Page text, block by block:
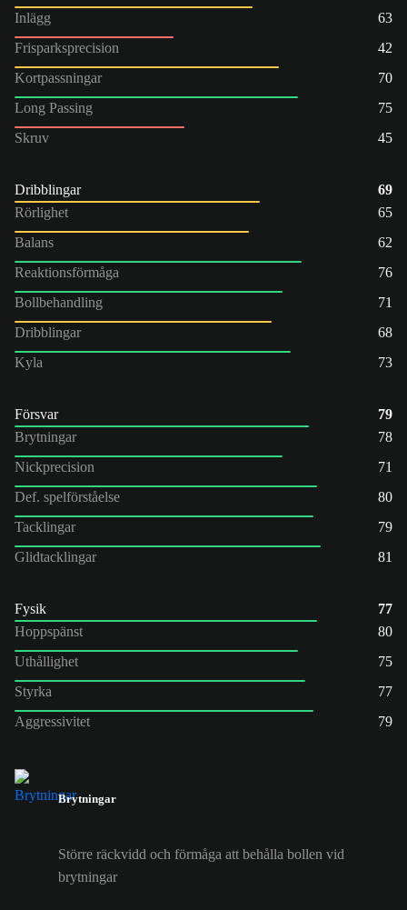
Inlägg
63
Frisparksprecision
42
Kortpassningar
70
Long Passing
75
Skruv
45
Dribblingar
69
Rörlighet
65
Balans
62
Reaktionsförmåga
76
Bollbehandling
71
Dribblingar
68
Kyla
73
Försvar
79
Brytningar
78
Nickprecision
71
Def. spelförståelse
80
Tacklingar
79
Glidtacklingar
81
Fysik
77
Hoppspänst
80
Uthållighet
75
Styrka
77
Aggressivitet
79
Brytningar
Större räckvidd och förmåga att behålla bollen vid
brytningar